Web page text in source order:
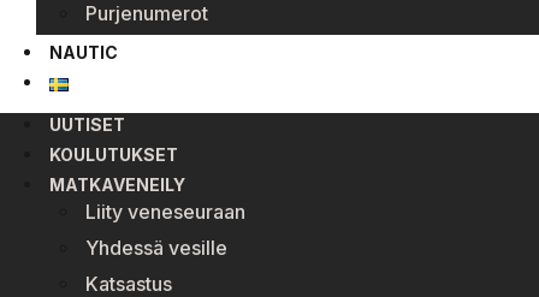
Purjenumerot
NAUTIC
UUTISET
KOULUTUKSET
MATKAVENEILY
Liity veneseuraan
Yhdessä vesille
Katsastus